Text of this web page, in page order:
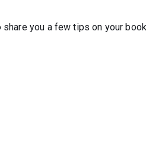
you a few tips on your